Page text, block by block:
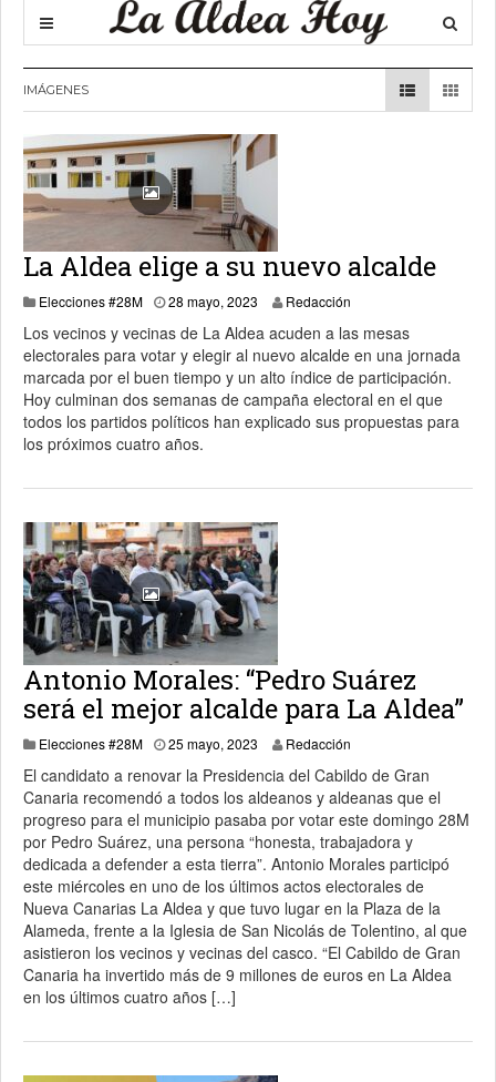
IMÁGENES
La Aldea elige a su nuevo alcalde
Elecciones #28M 28 mayo, 2023 28 mayo, 2023
Redacción
Los vecinos y vecinas de La Aldea acuden a las mesas
electorales para votar y elegir al nuevo alcalde en una jornada
marcada por el buen tiempo y un alto índice de participación.
Hoy culminan dos semanas de campaña electoral en el que
todos los partidos políticos han explicado sus propuestas para
los próximos cuatro años.
Antonio Morales: “Pedro Suárez
será el mejor alcalde para La Aldea”
Elecciones #28M 25 mayo, 2023 25 mayo, 2023
Redacción
El candidato a renovar la Presidencia del Cabildo de Gran
Canaria recomendó a todos los aldeanos y aldeanas que el
progreso para el municipio pasaba por votar este domingo 28M
por Pedro Suárez, una persona “honesta, trabajadora y
dedicada a defender a esta tierra”. Antonio Morales participó
este miércoles en uno de los últimos actos electorales de
Nueva Canarias La Aldea y que tuvo lugar en la Plaza de la
Alameda, frente a la Iglesia de San Nicolás de Tolentino, al que
asistieron los vecinos y vecinas del casco. “El Cabildo de Gran
Canaria ha invertido más de 9 millones de euros en La Aldea
en los últimos cuatro años […]